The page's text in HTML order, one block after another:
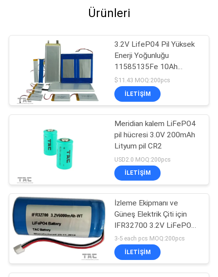
Ürünleri
3.2V LifeP04 Pil Yüksek
Enerji Yoğunluğu
11585135Fe 10Ah
Lityum Demir Fosfat
$11.43 MOQ:200pcs
İLETIŞIM
Meridian kalem LiFePO4
pil hücresi 3.0V 200mAh
Lityum pil CR2
USD2.0 MOQ:200pcs
İLETIŞIM
İzleme Ekipmanı ve
Güneş Elektrik Çiti için
IFR32700 3.2V LiFePO4
Pil
3-5 each pcs MOQ:200pcs
İLETIŞIM